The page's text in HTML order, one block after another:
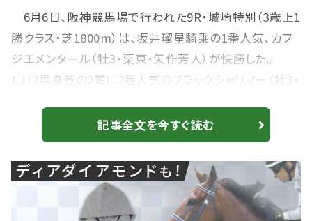
6月6日、阪神競馬場で行われた9R・城崎特別（3歳上1
勝クラス・芝1800m）は、坂井瑠星騎乗の1番人気、カフ
ジエメンタール（牡3・栗東・矢作芳人）が快勝した。
1.1/2馬身差の2着に2番人気のブラックシャリマー（牡3・
村圭司）が入った。勝ちタイムは1:45.5（良）。 鬱憤晴らす
2勝目 坂井瑠星騎乗の1番人気、カフジエメンタール
が快勝し、2勝目をマークした。同馬は日本ダービーへの
出走を目指したものの、抽選漏れで無念の除外。それで
も自己条件で鬱憤を...
記事全文を今すぐ読む